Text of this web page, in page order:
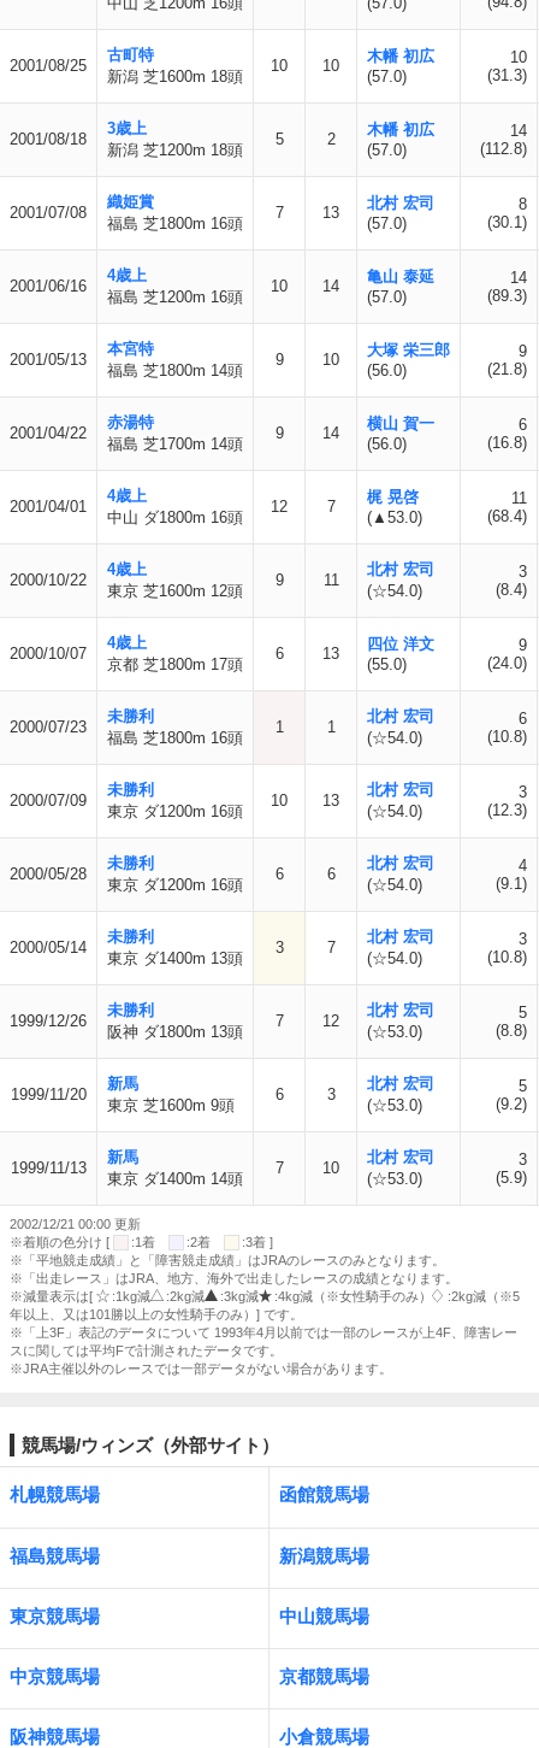
2001/08/25
古町特
新潟 芝1600m 18頭
10 10
木幡 初広
(57.0)
10
(31.3)
2001/08/18
3歳上
新潟 芝1200m 18頭
5 2
木幡 初広
(57.0)
14
(112.8)
2001/07/08
織姫賞
福島 芝1800m 16頭
7 13
北村 宏司
(57.0)
8
(30.1)
2001/06/16
4歳上
福島 芝1200m 16頭
10 14
亀山 泰延
(57.0)
14
(89.3)
2001/05/13
本宮特
福島 芝1800m 14頭
9 10
大塚 栄三郎
(56.0)
9
(21.8)
2001/04/22
赤湯特
福島 芝1700m 14頭
9 14
横山 賀一
(56.0)
6
(16.8)
2001/04/01
4歳上
中山 ダ1800m 16頭
12 7
梶 晃啓
(▲53.0)
11
(68.4)
2000/10/22
4歳上
東京 芝1600m 12頭
9 11
北村 宏司
(☆54.0)
3
(8.4)
2000/10/07
4歳上
京都 芝1800m 17頭
6 13
四位 洋文
(55.0)
9
(24.0)
2000/07/23
未勝利
福島 芝1800m 16頭
1 1
北村 宏司
(☆54.0)
6
(10.8)
2000/07/09
未勝利
東京 ダ1200m 16頭
10 13
北村 宏司
(☆54.0)
3
(12.3)
2000/05/28
未勝利
東京 ダ1200m 16頭
6 6
北村 宏司
(☆54.0)
4
(9.1)
2000/05/14
未勝利
東京 ダ1400m 13頭
3 7
北村 宏司
(☆54.0)
3
(10.8)
1999/12/26
未勝利
阪神 ダ1800m 13頭
7 12
北村 宏司
(☆53.0)
5
(8.8)
1999/11/20
新馬
東京 芝1600m 9頭
6 3
北村 宏司
(☆53.0)
5
(9.2)
1999/11/13
新馬
東京 ダ1400m 14頭
7 10
北村 宏司
(☆53.0)
3
(5.9)
2002/12/21 00:00 更新
※着順の色分け [
:1着 :2着
:3着 ]
※「平地競走成績」と「障害競走成績」はJRAのレースのみとなります。
※「出走レース」はJRA、地方、海外で出走したレースの成績となります。
※減量表示は[
:1kg減 :2kg減 :3kg減 :4kg減（※女性騎手のみ）
:2kg減（※5
年以上、又は101勝以上の女性騎手のみ）] です。
※「上3F」表記のデータについて 1993年4月以前では一部のレースが上4F、障害レー
スに関しては平均Fで計測されたデータです。
※JRA主催以外のレースでは一部データがない場合があります。
競馬場/ウィンズ（外部サイト）
札幌競馬場 函館競馬場
福島競馬場 新潟競馬場
東京競馬場 中山競馬場
中京競馬場 京都競馬場
阪神競馬場 小倉競馬場